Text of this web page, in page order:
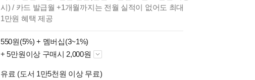
시) / 카드 발급월 +1개월까지는 전월 실적이 없어도 최대
1만원 혜택 제공
550원(5%) + 멤버십(3~1%)
+ 5만원이상 구매시 2,000원
유료 (도서 1만5천원 이상 무료)